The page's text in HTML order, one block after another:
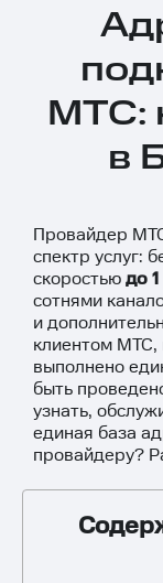
МТС:
в
Провайдер
спектр услуг:
скоростью до
сотнями
и
клиентом МТС,
выполнено
быть
узнать,
единая база
провайдеру?